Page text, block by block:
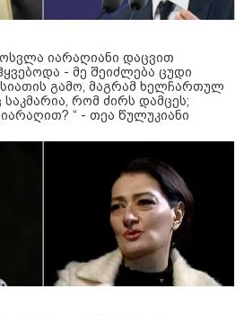
იარაღიანი დაცვით
- მე შეიძლება ცუდი
გამო, მაგრამ ხელჩართულ
რომ ძირს დამცეს;
“ - თეა წულუკიანი